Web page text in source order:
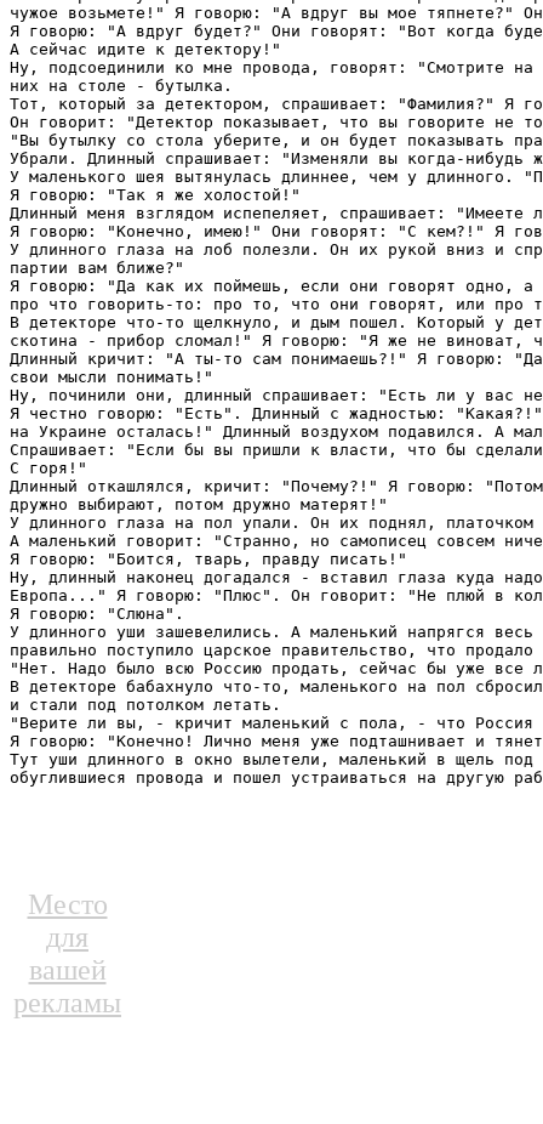
чужое возьмете!" Я говорю: "А вдруг вы мое тяпнете?"
Я говорю: "А вдруг будет?" Они говорят: "Вот когда
А сейчас идите к детектору!"
Ну, подсоединили ко мне провода, говорят: "Смотрите
них на столе - бутылка.
Тот, который за детектором, спрашивает: "Фамилия?" Я
Он говорит: "Детектор показывает, что вы говорите не
"Вы бутылку со стола уберите, и он будет показывать
Убрали. Длинный спрашивает: "Изменяли вы когда-
У маленького шея вытянулась длиннее, чем у длинного.
Я говорю: "Так я же холостой!"
Длинный меня взглядом испепеляет, спрашивает:
Я говорю: "Конечно, имею!" Они говорят: "С кем?!" Я
У длинного глаза на лоб полезли. Он их рукой вниз и
партии вам ближе?"
Я говорю: "Да как их поймешь, если они говорят одно,
про что говорить-то: про то, что они говорят, или про
В детекторе что-то щелкнуло, и дым пошел. Который у
скотина - прибор сломал!" Я говорю: "Я же не виноват,
Длинный кричит: "А ты-то сам понимаешь?!" Я говорю:
свои мысли понимать!"
Ну, починили они, длинный спрашивает: "Есть ли у вас
Я честно говорю: "Есть". Длинный с жадностью:
на Украине осталась!" Длинный воздухом подавился. А
Спрашивает: "Если бы вы пришли к власти, что бы
С горя!"
Длинный откашлялся, кричит: "Почему?!" Я говорю:
дружно выбирают, потом дружно матерят!"
У длинного глаза на пол упали. Он их поднял,
А маленький говорит: "Странно, но самописец совсем
Я говорю: "Боится, тварь, правду писать!"
Ну, длинный наконец догадался - вставил глаза куда
Европа..." Я говорю: "Плюс". Он говорит: "Не плюй в
Я говорю: "Слюна".
У длинного уши зашевелились. А маленький напрягся
правильно поступило царское правительство, что
"Нет. Надо было всю Россию продать, сейчас бы уже все
В детекторе бабахнуло что-то, маленького на пол
и стали под потолком летать.
"Верите ли вы, - кричит маленький с пола, - что Россия
Я говорю: "Конечно! Лично меня уже подташнивает и
Тут уши длинного в окно вылетели, маленький в щель
обуглившиеся провода и пошел устраиваться на другую
Место
для
вашей
рекламы